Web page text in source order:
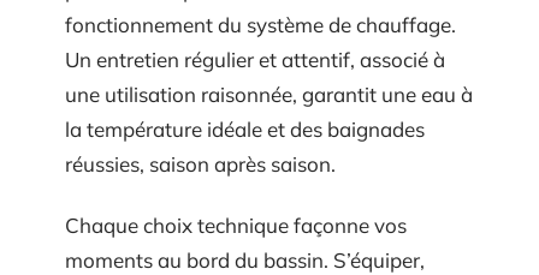
fonctionnement du système de chauffage.
Un entretien régulier et attentif, associé à
une utilisation raisonnée, garantit une eau à
la température idéale et des baignades
réussies, saison après saison.
Chaque choix technique façonne vos
moments au bord du bassin. S’équiper,